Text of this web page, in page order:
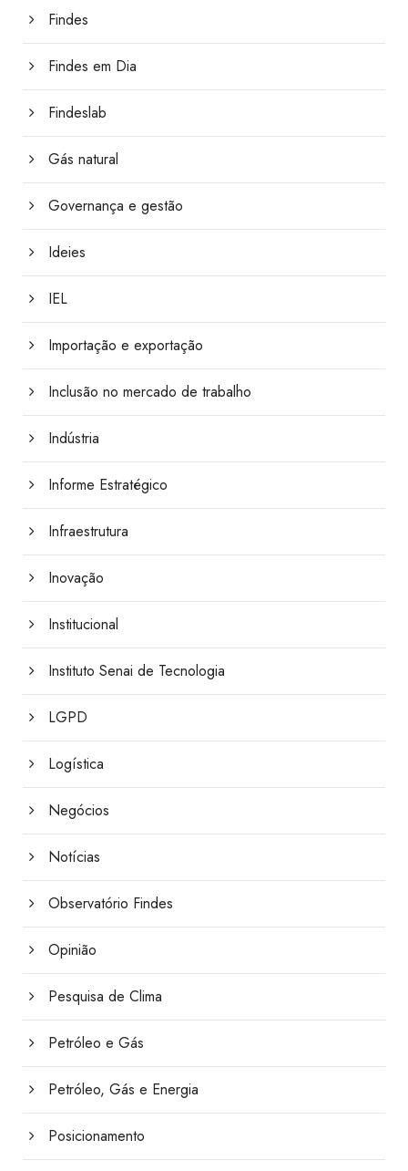
Findes
Findes em Dia
Findeslab
Gás natural
Governança e gestão
Ideies
IEL
Importação e exportação
Inclusão no mercado de trabalho
Indústria
Informe Estratégico
Infraestrutura
Inovação
Institucional
Instituto Senai de Tecnologia
LGPD
Logística
Negócios
Notícias
Observatório Findes
Opinião
Pesquisa de Clima
Petróleo e Gás
Petróleo, Gás e Energia
Posicionamento